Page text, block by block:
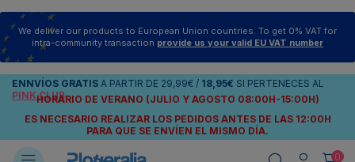
We deliver our products to European Union countries. To get 0% VAT for
intra-community transaction provide us your valid EU VAT number
ENNVÍOS GRATIS A PARTIR DE 29,99€ / 18,95€ SI PERTENECES AL
PINK CLUB
HORARIO DE VERANO (JULIO Y AGOSTO 08:00H-15:00H)
ES NECESARIO REALIZAR LOS PEDIDOS ANTES DE LAS 12:00H
PARA QUE SE ENVÍEN EL MISMO DÍA.
0